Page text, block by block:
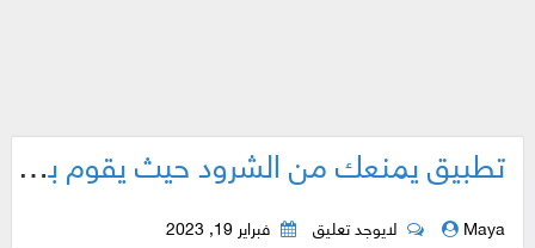
تطبيق يمنعك من الشرود حيث يقوم بتنبيهك عند التوقف عن القراءة من خلال اصدار صوت
Maya لايوجد تعليق فبراير 19, 2023